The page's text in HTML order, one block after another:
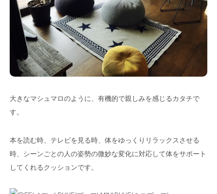
大きなマシュマロのように、有機的で親しみを感じるカタチで
す。
本を読む時、テレビを見る時、体をゆっくりリラックスさせる
時、シーンごとの人の姿勢の微妙な変化に対応して体をサポート
してくれるクッションです。